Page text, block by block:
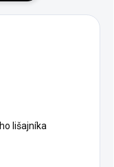
lišajníka